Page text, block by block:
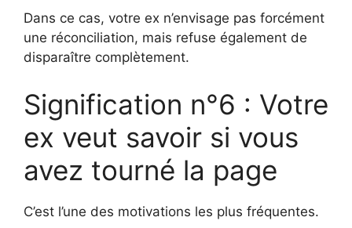
Dans ce cas, votre ex n’envisage pas forcément
une réconciliation, mais refuse également de
disparaître complètement.
Signification n°6 : Votre
ex veut savoir si vous
avez tourné la page
C’est l’une des motivations les plus fréquentes.